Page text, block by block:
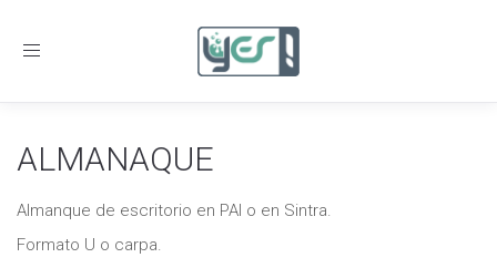
Toggle
ALMANAQUE
Almanque de escritorio en PAI o en Sintra.
Formato U o carpa.